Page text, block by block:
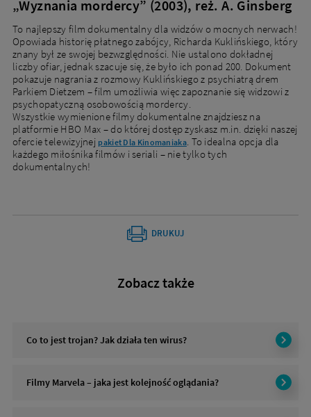
„Wyznania mordercy” (2003), reż. A. Ginsberg
To najlepszy film dokumentalny dla widzów o mocnych nerwach!
Opowiada historię płatnego zabójcy, Richarda Kuklińskiego, który
znany był ze swojej bezwzględności. Nie ustalono dokładnej
liczby ofiar, jednak szacuje się, że było ich ponad 200. Dokument
pokazuje nagrania z rozmowy Kuklińskiego z psychiatrą drem
Parkiem Dietzem – film umożliwia więc zapoznanie się widzowi z
psychopatyczną osobowością mordercy.
Wszystkie wymienione filmy dokumentalne znajdziesz na
platformie HBO Max – do której dostęp zyskasz m.in. dzięki naszej
ofercie telewizyjnej pakiet Dla Kinomaniaka. To idealna opcja dla
każdego miłośnika filmów i seriali – nie tylko tych
dokumentalnych!
DRUKUJ
Zobacz także
Co to jest trojan? Jak działa ten wirus?
Filmy Marvela – jaka jest kolejność oglądania?